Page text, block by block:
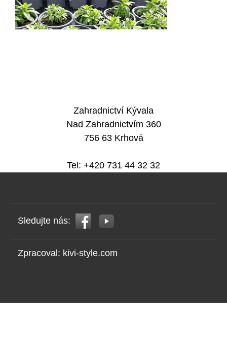
Zahradnictví Kývala
Nad Zahradnictvím 360
756 63 Krhová
Tel: +420 731 44 32 32
Sledujte nás:
Zpracoval: kivi-style.com